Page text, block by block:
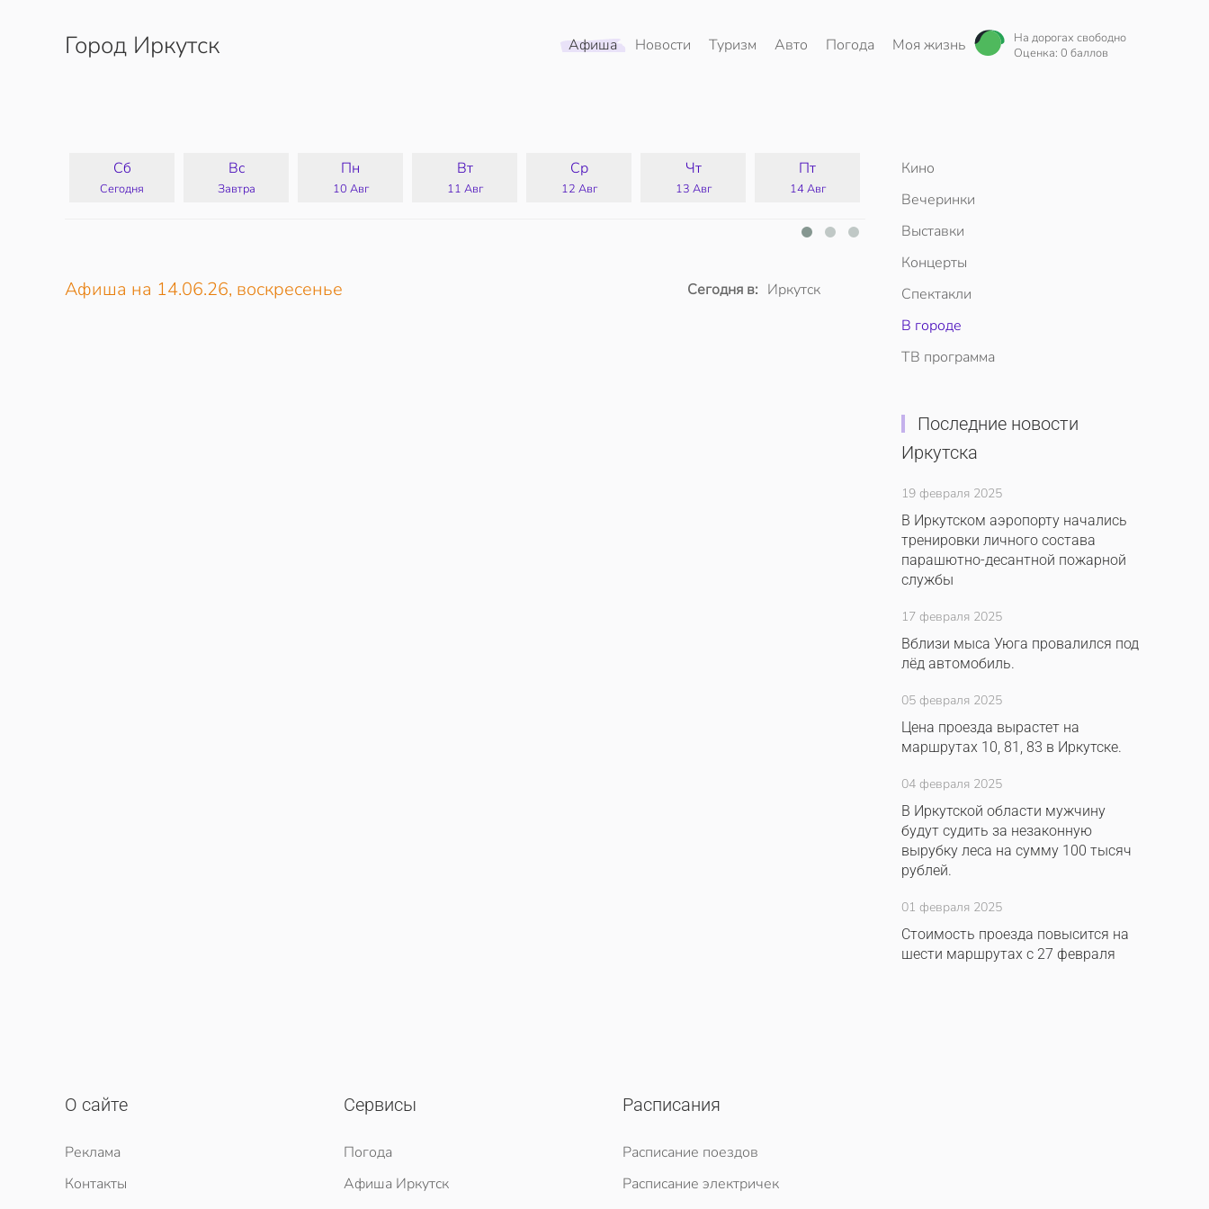
Перейти к содержимому
Город Иркутск Афиша Новости Туризм Авто Погода Моя жизнь
На дорогах свободно
Оценка: 0 баллов
Сб
Сегодня
Вс
Завтра
Пн
10 Авг
Вт
11 Авг
Ср
12 Авг
Чт
13 Авг
Пт
14 Авг
Сб
Сегодня в: Иркутск
Афиша на 14.06.26, воскресенье
Кино
Вечеринки
Выставки
Концерты
Спектакли
В городе
ТВ программа
Последние новости
Иркутска
19 февраля 2025
В Иркутском аэропорту начались
тренировки личного состава
парашютно-десантной пожарной
службы
17 февраля 2025
Вблизи мыса Уюга провалился под
лёд автомобиль.
05 февраля 2025
Цена проезда вырастет на
маршрутах 10, 81, 83 в Иркутске.
04 февраля 2025
В Иркутской области мужчину
будут судить за незаконную
вырубку леса на сумму 100 тысяч
рублей.
01 февраля 2025
Стоимость проезда повысится на
шести маршрутах с 27 февраля
О сайте
Реклама
Контакты
Сервисы
Погода
Афиша Иркутск
Расписания
Расписание поездов
Расписание электричек